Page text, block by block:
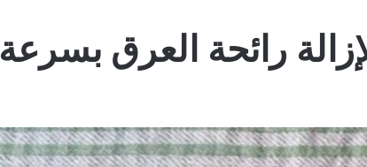
رائحة العرق بسرعة